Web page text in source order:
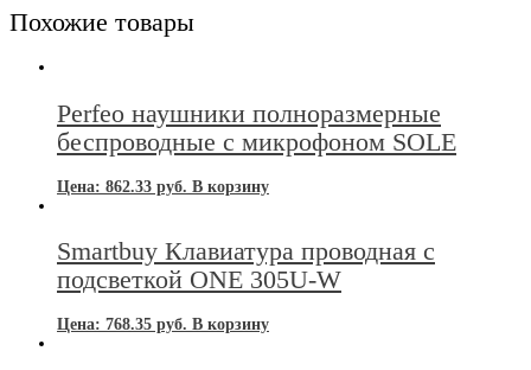
Похожие товары
Perfeo наушники полноразмерные
беспроводные с микрофоном SOLE
Цена: 862.33 руб. В корзину
Smartbuy Клавиатура проводная с
подсветкой ONE 305U-W
Цена: 768.35 руб. В корзину